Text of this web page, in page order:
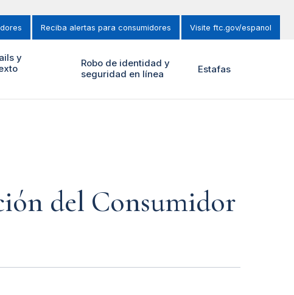
Reciba alertas para consumidores Visite ftc.gov/espanol
y
Robo de identidad y
seguridad en línea
Estafas
del Consumidor